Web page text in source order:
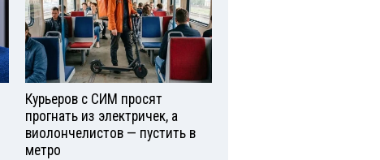
Курьеров с СИМ просят
прогнать из электричек, а
виолончелистов — пустить в
метро